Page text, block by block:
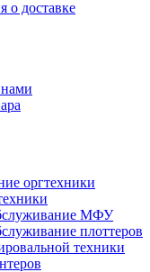
о доставке
нами
оргтехники
МФУ
плоттеров
техники